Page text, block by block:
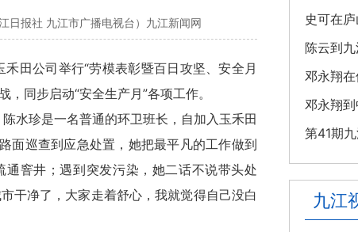
日报社 九江市广播电视台）九江新闻网
田公司举行“劳模表彰暨百日攻坚、安全月
同步启动“安全生产月”各项工作。
水珍是一名普通的环卫班长，自加入玉禾田
面巡查到应急处置，她把最平凡的工作做到
窨井；遇到突发污染，她二话不说带头处
干净了，大家走着舒心，我就觉得自己没白
教育专
史可在
陈云到
邓永翔
邓永翔
作
第41期
勇出席
九江